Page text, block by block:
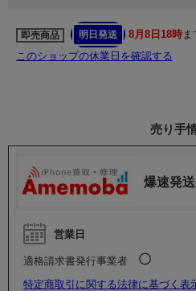
即売商品 明日発送 8月8日18時ま
このショップの休業日を確認する
売り手
爆速発
営業日
適格請求書発行事業者 〇
特定商取引に関する法律に基づく表